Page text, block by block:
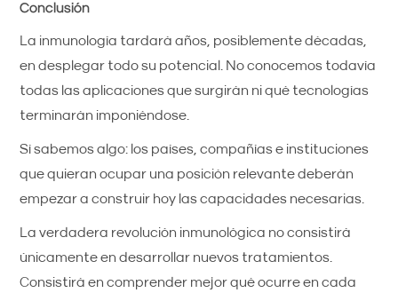
Conclusión
La inmunología tardará años, posiblemente décadas,
en desplegar todo su potencial. No conocemos todavía
todas las aplicaciones que surgirán ni qué tecnologías
terminarán imponiéndose.
Sí sabemos algo: los países, compañías e instituciones
que quieran ocupar una posición relevante deberán
empezar a construir hoy las capacidades necesarias.
La verdadera revolución inmunológica no consistirá
únicamente en desarrollar nuevos tratamientos.
Consistirá en comprender mejor qué ocurre en cada